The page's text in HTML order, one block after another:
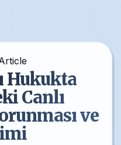
Hukukta
Canlı
ve